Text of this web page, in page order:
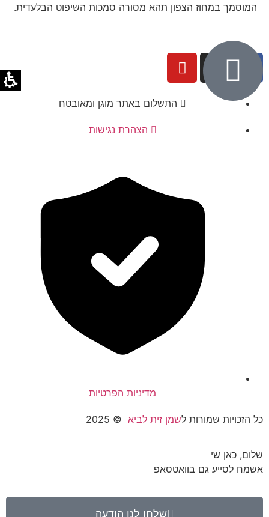
המוסמך במחוז הצפון תהא מסורה סמכות השיפוט הבלעדית.
התשלום באתר מוגן ומאובטח
הצהרת נגישות
מדיניות הפרטיות
כל הזכויות שמורות לשמן זית לביא © 2025
שלום, כאן שי
אשמח לסייע גם בוואטסאפ
שלחו לנו הודעה